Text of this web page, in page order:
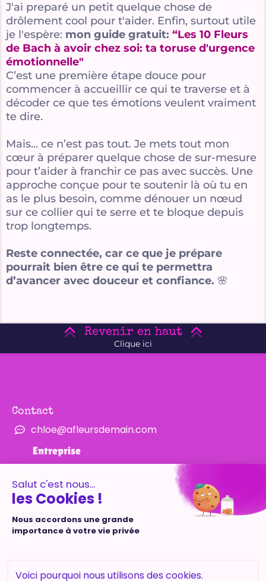
J'ai preparé un petit quelque chose de
drôlement cool pour t'aider. Enfin, surtout utile
je l'espère: mon guide gratuit: “Les 10 Fleurs
de Bach à avoir chez soi: ta toruse d'urgence
émotionnelle"
C’est une première étape douce pour
commencer à accueillir ce qui te traverse et à
décoder ce que tes émotions veulent vraiment
te dire.
Mais... ce n’est pas tout. Je mets tout mon
cœur à préparer quelque chose de sur-mesure
pour t’aider à franchir ce pas avec succès. Une
approche conçue pour te soutenir là où tu en
as le plus besoin, comme dénouer un nœud
sur ce collier qui te serre et te bloque depuis
trop longtemps.
Reste connectée, car ce que je prépare
pourrait bien être ce qui te permettra
d’avancer avec douceur et confiance. 🌸
Revenir en haut
Clique ici
Entreprise
CGV
Navigation
Contact
chloe@afleursdemain.com